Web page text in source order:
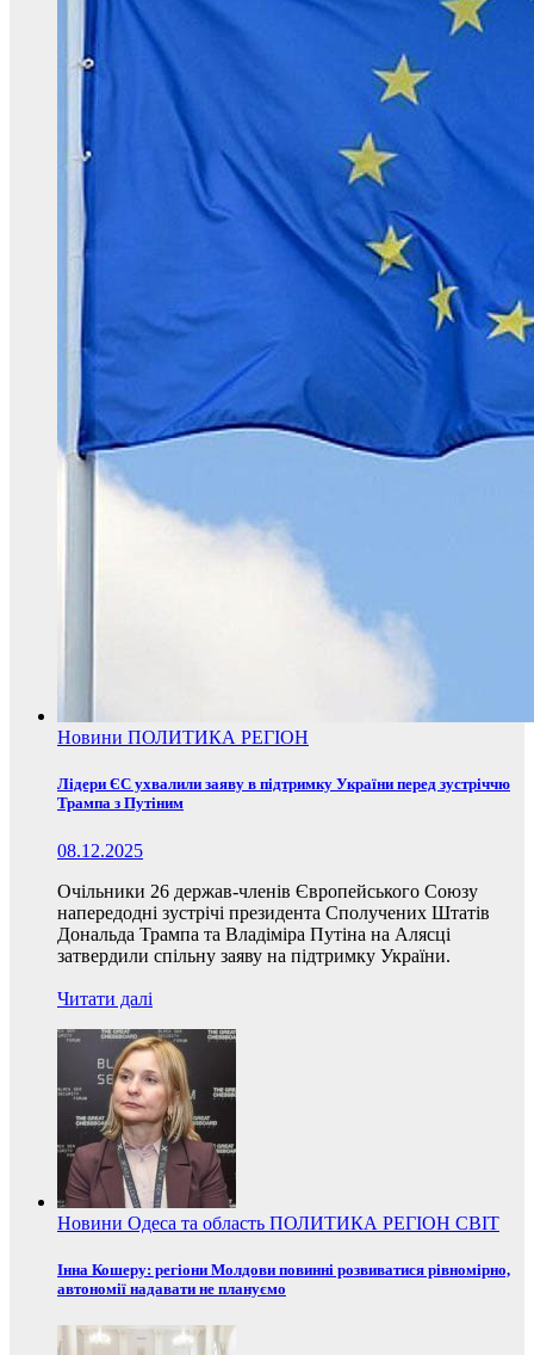
Новини ПОЛИТИКА РЕГІОН
Лідери ЄС ухвалили заяву в підтримку України перед зустріччю
Трампа з Путіним
08.12.2025
Очільники 26 держав-членів Європейського Союзу
напередодні зустрічі президента Сполучених Штатів
Дональда Трампа та Владіміра Путіна на Алясці
затвердили спільну заяву на підтримку України.
Читати далі
Новини Одеса та область ПОЛИТИКА РЕГІОН СВІТ
Інна Кошеру: регіони Молдови повинні розвиватися рівномірно,
автономії надавати не плануємо